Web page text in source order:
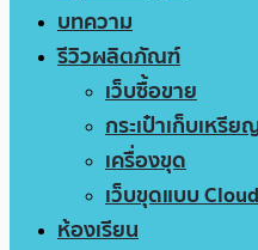
บทความ
รีวิวผลิตภัณฑ์
เว็บซื้อขาย
กระเป๋าเก็บเหรีย
เครื่องขุด
เว็บขุดแบบ
ห้องเรียน